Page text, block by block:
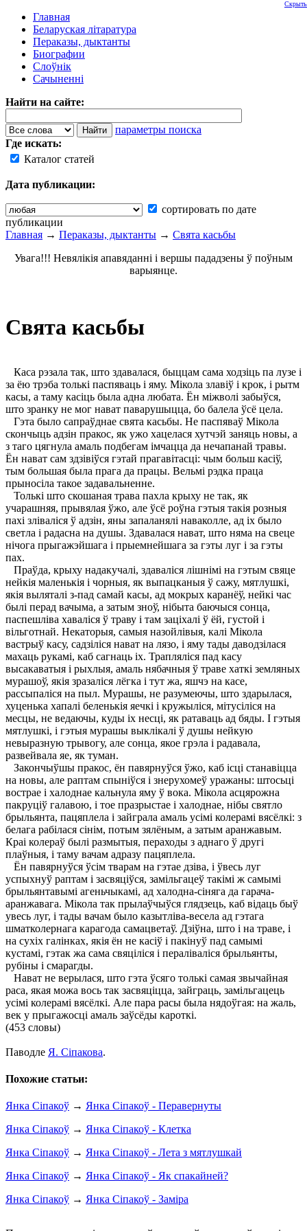
Главная
Беларуская літаратура
Пераказы, дыктанты
Биографии
Слоўнік
Сачыненні
Найти на сайте:
параметры поиска
Где искать:
Каталог статей
Дата публикации:
сортировать по дате
публикации
Скрыть
Главная → Пераказы, дыктанты → Свята касьбы
Увага!!! Невялікія апавяданні і вершы пададзены ў поўным
варыянце.
Свята касьбы
Каса рэзала так, што здавалася, быццам сама ходзіць па лузе і
за ёю трэба толькі паспяваць і яму. Мікола злавіў і крок, і рытм
касы, а таму касіць была адна любата. Ён міжволі забыўся,
што зранку не мог нават паварушыцца, бо балела ўсё цела.
Гэта было сапраўднае свята касьбы. Не паспяваў Мікола
скончыць адзін пракос, як ужо хацелася хутчэй заняць новы, а
з таго цягнула амаль подбегам імчацца да нечапанай травы.
Ён нават сам здзівіўся гэтай прагавітасці: чым больш касіў,
тым большая была прага да працы. Вельмі рэдка праца
прыносіла такое задавальненне.
Толькі што скошаная трава пахла крыху не так, як
учарашняя, прывялая ўжо, але ўсё роўна гэтыя такія розныя
пахі зліваліся ў адзін, яны запаланялі наваколле, ад іх было
светла і радасна на душы. Здавалася нават, што няма на свеце
нічога прыгажэйшага і прыемнейшага за гэты луг і за гэты
пах.
Праўда, крыху надакучалі, здаваліся лішнімі на гэтым свяце
нейкія маленькія і чорныя, як выпацканыя ў сажу, мятлушкі,
якія выляталі з-пад самай касы, ад мокрых каранёў, нейкі час
былі перад вачыма, а затым зноў, нібыта баючыся сонца,
паспешліва хаваліся ў траву і там заціхалі ў ёй, густой і
вільготнай. Некаторыя, самыя назойлівыя, калі Мікола
вастрыў касу, садзіліся нават на лязо, і яму тады даводзілася
махаць рукамі, каб сагнаць іх. Трапляліся пад касу
высакаватыя і рыхлыя, амаль нябачныя ў траве хаткі земляных
мурашоў, якія зразаліся лёгка і тут жа, яшчэ на касе,
рассыпаліся на пыл. Мурашы, не разумеючы, што здарылася,
хуценька хапалі беленькія яечкі і кружыліся, мітусіліся на
месцы, не ведаючы, куды іх несці, як ратаваць ад бяды. I гэтыя
мятлушкі, і гэтыя мурашы выклікалі ў душы нейкую
невыразную трывогу, але сонца, якое грэла і радавала,
развейвала яе, як туман.
Закончыўшы пракос, ён павярнуўся ўжо, каб ісці станавіцца
на новы, але раптам спыніўся і знерухомеў уражаны: штосьці
вострае і халоднае кальнула яму ў вока. Мікола асцярожна
пакруціў галавою, і тое празрыстае і халоднае, нібы святло
брыльянта, пацяплела і зайграла амаль усімі колерамі вясёлкі: з
белага рабілася сінім, потым зялёным, а затым аранжавым.
Краі колераў былі размытыя, пераходы з аднаго ў другі
плаўныя, і таму вачам адразу пацяплела.
Ён павярнуўся ўсім тварам на гэтае дзіва, і ўвесь луг
успыхнуў раптам і засвяціўся, замільгацеў такімі ж самымі
брыльянтавымі агеньчыкамі, ад халодна-сіняга да гарача-
аранжавага. Мікола так прылаўчыўся глядзець, каб відаць быў
увесь луг, і тады вачам было казытліва-весела ад гэтага
шматколернага карагода самацветаў. Дзіўна, што і на траве, і
на сухіх галінках, якія ён не касіў і пакінуў пад самымі
кустамі, гэтак жа сама свяціліся і пераліваліся брыльянты,
рубіны і смарагды.
Нават не верылася, што гэта ўсяго толькі самая звычайная
раса, якая можа вось так засвяціцца, зайграць, замільгацець
усімі колерамі вясёлкі. Але пара расы была нядоўгая: на жаль,
век у прыгажосці амаль заўсёды кароткі.
(453 словы)
Паводле Я. Сіпакова.
Похожие статьи:
Янка Сіпакоў → Янка Сіпакоў - Перавернуты
Янка Сіпакоў → Янка Сіпакоў - Клетка
Янка Сіпакоў → Янка Сіпакоў - Лета з мятлушкай
Янка Сіпакоў → Янка Сіпакоў - Як спакайней?
Янка Сіпакоў → Янка Сіпакоў - Заміра